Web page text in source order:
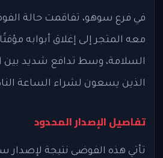
في فرع سوهو، تفاقمت حالة
معه المتجر إلى إغلاق أبوابه
السلامة، وسط تدافع شديد بين
الذين يسعون لشراء الساعة
تفاصيل الإصدار المحدود
تأتي هذه الفوضى نتيجة لإصدار